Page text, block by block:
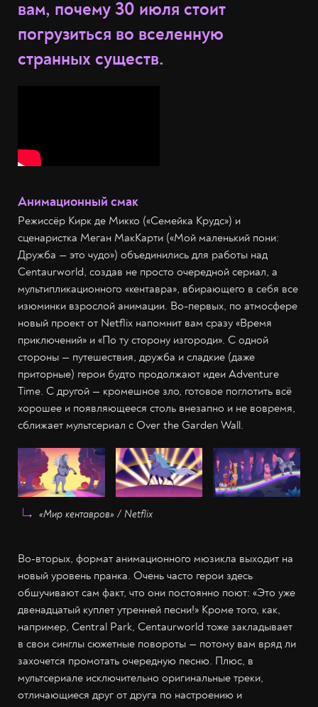
вам, почему 30 июля стоит
погрузиться во вселенную
странных существ.
Анимационный смак
Режиссёр Кирк де Микко («Семейка Крудс») и
сценаристка Меган МакКарти («Мой маленький пони:
Дружба — это чудо») объединились для работы над
Centaurworld, создав не просто очередной сериал, а
мультипликационного «кентавра», вбирающего в себя все
изюминки взрослой анимации. Во-первых, по атмосфере
новый проект от Netflix напомнит вам сразу «Время
приключений» и «По ту сторону изгороди». С одной
стороны — путешествия, дружба и сладкие (даже
приторные) герои будто продолжают идеи Adventure
Time. С другой — кромешное зло, готовое поглотить всё
хорошее и появляющееся столь внезапно и не вовремя,
сближает мультсериал с Over the Garden Wall.
«Мир кентавров» / Netflix
Во-вторых, формат анимационного мюзикла выходит на
новый уровень пранка. Очень часто герои здесь
обшучивают сам факт, что они постоянно поют: «Это уже
двенадцатый куплет утренней песни!» Кроме того, как,
например, Central Park, Centaurworld тоже закладывает
в свои синглы сюжетные повороты — потому вам вряд ли
захочется промотать очередную песню. Плюс, в
мультсериале исключительно оригинальные треки,
отличающиеся друг от друга по настроению и